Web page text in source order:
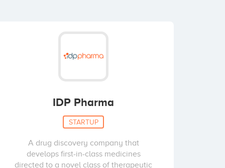
IDP Pharma
STARTUP
A drug discovery company that
develops first-in-class medicines
directed to a novel class of therapeutic